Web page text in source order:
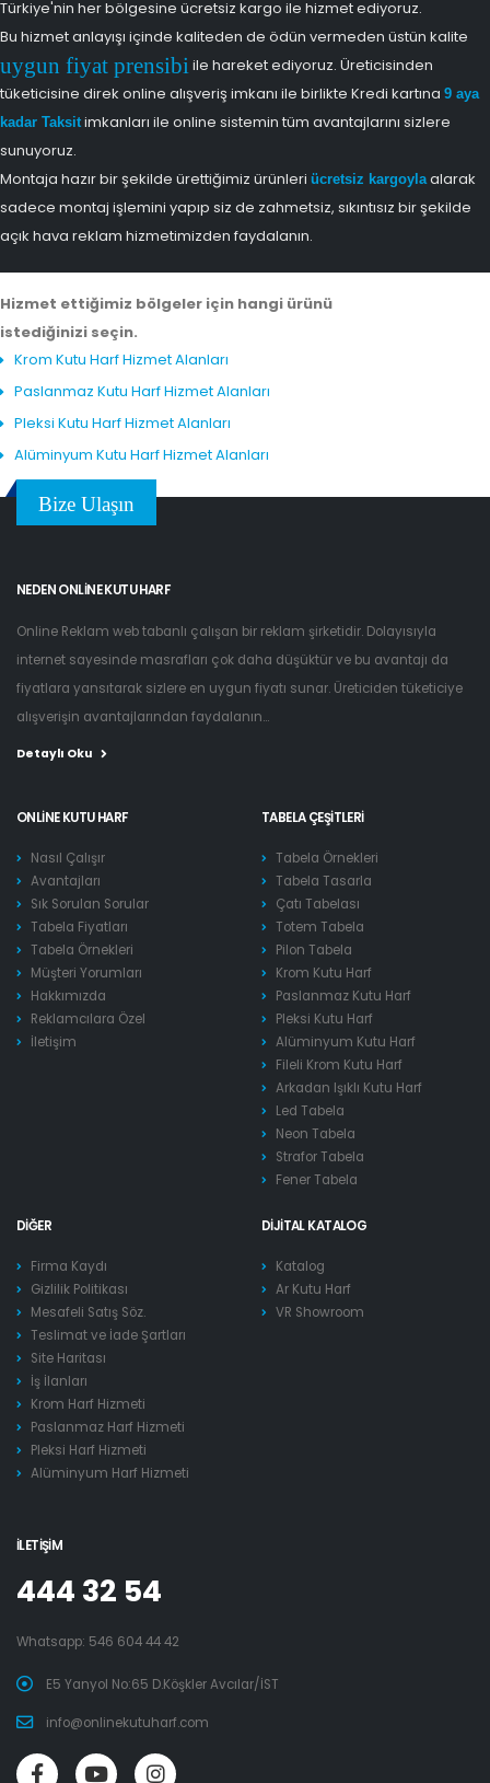
Türkiye'nin her bölgesine ücretsiz kargo ile hizmet ediyoruz.
Bu hizmet anlayışı içinde kaliteden de ödün vermeden üstün kalite
uygun fiyat prensibi ile hareket ediyoruz. Üreticisinden
tüketicisine direk online alışveriş imkanı ile birlikte Kredi kartına 9 aya
kadar Taksitimkanları ile online sistemin tüm avantajlarını sizlere
sunuyoruz.
Montaja hazır bir şekilde ürettiğimiz ürünleri ücretsiz kargoylaalarak
sadece montaj işlemini yapıp siz de zahmetsiz, sıkıntısız bir şekilde
açık hava reklam hizmetimizden faydalanın.
Hizmet ettiğimiz bölgeler için hangi ürünü
istediğinizi seçin.
Krom Kutu Harf Hizmet Alanları
Paslanmaz Kutu Harf Hizmet Alanları
Pleksi Kutu Harf Hizmet Alanları
Alüminyum Kutu Harf Hizmet Alanları
Bize Ulaşın
NEDEN ONLINE KUTU HARF
Online Reklam web tabanlı çalışan bir reklam şirketidir. Dolayısıyla
internet sayesinde masrafları çok daha düşüktür ve bu avantajı da
fiyatlara yansıtarak sizlere en uygun fiyatı sunar. Üreticiden tüketiciye
alışverişin avantajlarından faydalanın...
Detaylı Oku
ONLINE KUTU HARF
Nasıl Çalışır
Avantajları
Sık Sorulan Sorular
Tabela Fiyatları
Tabela Örnekleri
Müşteri Yorumları
Hakkımızda
Reklamcılara Özel
İletişim
TABELA ÇEŞITLERI
Tabela Örnekleri
Tabela Tasarla
Çatı Tabelası
Totem Tabela
Pilon Tabela
Krom Kutu Harf
Paslanmaz Kutu Harf
Pleksi Kutu Harf
Alüminyum Kutu Harf
Fileli Krom Kutu Harf
Arkadan Işıklı Kutu Harf
Led Tabela
Neon Tabela
Strafor Tabela
Fener Tabela
DIĞER
Firma Kaydı
Gizlilik Politikası
Mesafeli Satış Söz.
Teslimat ve İade Şartları
Site Haritası
İş İlanları
Krom Harf Hizmeti
Paslanmaz Harf Hizmeti
Pleksi Harf Hizmeti
Alüminyum Harf Hizmeti
DIJITAL KATALOG
Katalog
Ar Kutu Harf
VR Showroom
İLETIŞIM
444 32 54
Whatsapp: 546 604 44 42
E5 Yanyol No:65 D.Köşkler Avcılar/İST
info@onlinekutuharf.com